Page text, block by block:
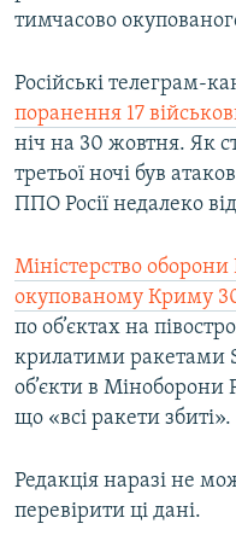
тимчасово
Російські телеграм-
поранення 17
ніч на 30 жовтня. Як
третьої ночі був
ППО Росії недалеко
Міністерство
окупованому Криму
по об’єктах на
крилатими ракетами
об’єкти в
що «всі ракети збиті».
Редакція наразі не
перевірити ці дані.